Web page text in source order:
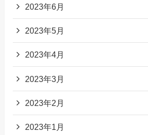
2023年6月
2023年5月
2023年4月
2023年3月
2023年2月
2023年1月